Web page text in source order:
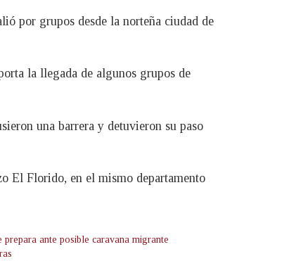
por grupos desde la norteña ciudad de
la llegada de algunos grupos de
una barrera y detuvieron su paso
El Florido, en el mismo departamento
prepara ante posible caravana migrante